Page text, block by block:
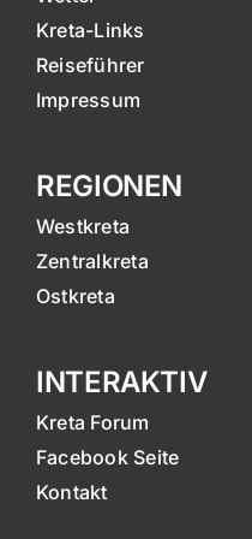
Kreta-Links
Reiseführer
Impressum
REGIONEN
Westkreta
Zentralkreta
Ostkreta
INTERAKTIV
Kreta Forum
Facebook Seite
Kontakt